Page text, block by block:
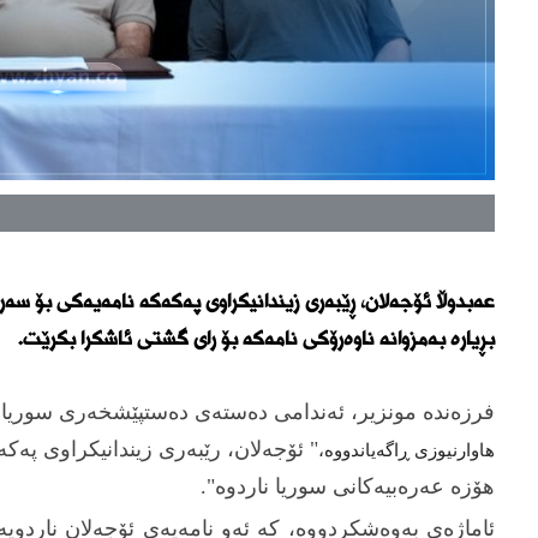
عەبدوڵا ئۆجەلان، ڕێبەری زیندانیکراوی پەکەکە نامەیەکی بۆ
بڕیارە بەمزوانە ناوەرۆکی نامەکە بۆ رای گشتی ئاشکرا بکرێت.
فرزەندە مونزیر، ئەندامی دەستەی دەستپێشخەری سوریا
هاوارنیوزی ڕاگەیاندووە،" ئۆجەلان، رێبەری زیندانیکراوی
هۆزە عەرەبیەكانی سوریا ناردوە".
ئاماژەی بەوەشکردووە، کە ئەو نامەیەی ئۆجەلان